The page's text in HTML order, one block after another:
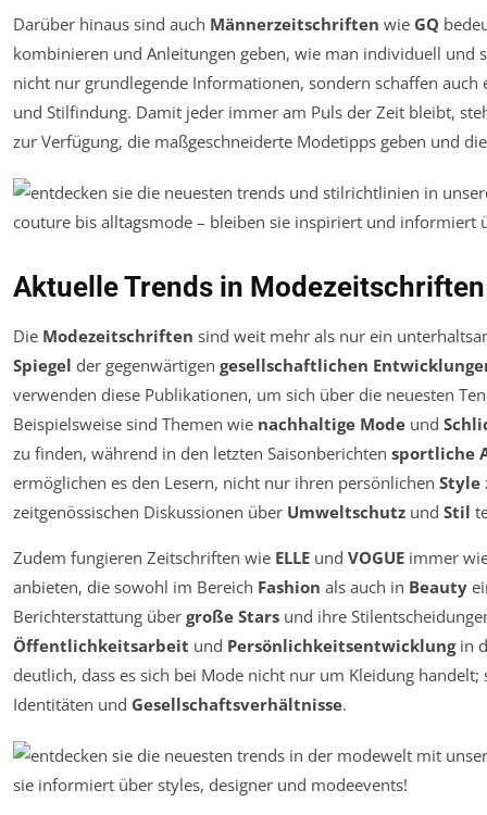
Darüber hinaus sind auch Männerzeitschriften wie GQ
kombinieren und Anleitungen geben, wie man individuell und
nicht nur grundlegende Informationen, sondern schaffen
und Stilfindung. Damit jeder immer am Puls der Zeit bleibt,
zur Verfügung, die maßgeschneiderte Modetipps geben und
Aktuelle Trends in Modezeitschriften
Die Modezeitschriften sind weit mehr als nur ein
Spiegel der gegenwärtigen gesellschaftlichen
verwenden diese Publikationen, um sich über die neuesten
Beispielsweise sind Themen wie nachhaltige Mode und
zu finden, während in den letzten Saisonberichten sportliche
ermöglichen es den Lesern, nicht nur ihren persönlichen Style
zeitgenössischen Diskussionen über Umweltschutz und Stil
Zudem fungieren Zeitschriften wie ELLE und VOGUE immer
anbieten, die sowohl im Bereich Fashion als auch in Beauty
Berichterstattung über große Stars und ihre
Öffentlichkeitsarbeit und Persönlichkeitsentwicklungin
deutlich, dass es sich bei Mode nicht nur um Kleidung
Identitäten und Gesellschaftsverhältnisse.